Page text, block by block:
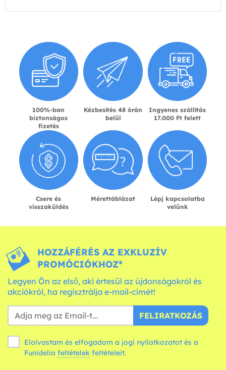
100%-ban
biztonságos
fizetés
Kézbesítés 48 órán
belül
Ingyenes szállítás
17.000 Ft felett
Csere és
visszaküldés
Mérettáblázat
Lépj kapcsolatba
velünk
HOZZÁFÉRÉS AZ EXKLUZÍV
PROMÓCIÓKHOZ*
Legyen Ön az első, aki értesül az újdonságokról és
akciókról, ha regisztrálja e-mail-címét!
FELIRATKOZÁS
Elolvastam és elfogadom a jogi nyilatkozatot és a
Funidelia feltételek feltételeit.